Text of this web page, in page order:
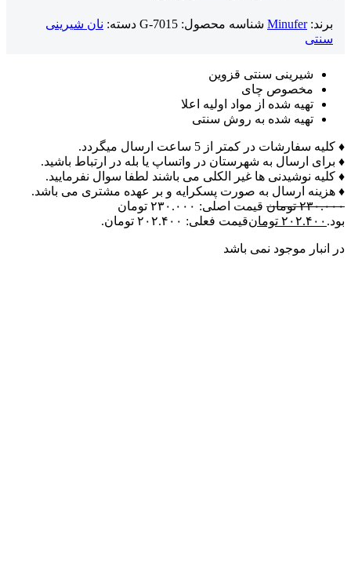
برند:Minufer شناسه محصول: G-7015 دسته: نان شیرینی
سنتی
شیرینی سنتی قزوین
مخصوص چای
تهیه شده از مواد اولیه اعلا
تهیه شده به روش سنتی
♦ کلیه سفارشات در کمتر از 5 ساعت ارسال میگردد.
♦ برای ارسال به شهرستان در واتساپ یا بله در ارتباط باشید.
♦ کلیه نوشیدنی ها غیر الکلی می باشند لطفا سوال نفرمایید.
♦ هزینه ارسال به صورت پسکرایه و بر عهده مشتری می باشد.
۲۳۰.۰۰۰ تومان
قیمت اصلی: ۲۳۰.۰۰۰ تومان
بود. ۲۰۲.۴۰۰ تومانقیمت فعلی: ۲۰۲.۴۰۰ تومان.
در انبار موجود نمی باشد